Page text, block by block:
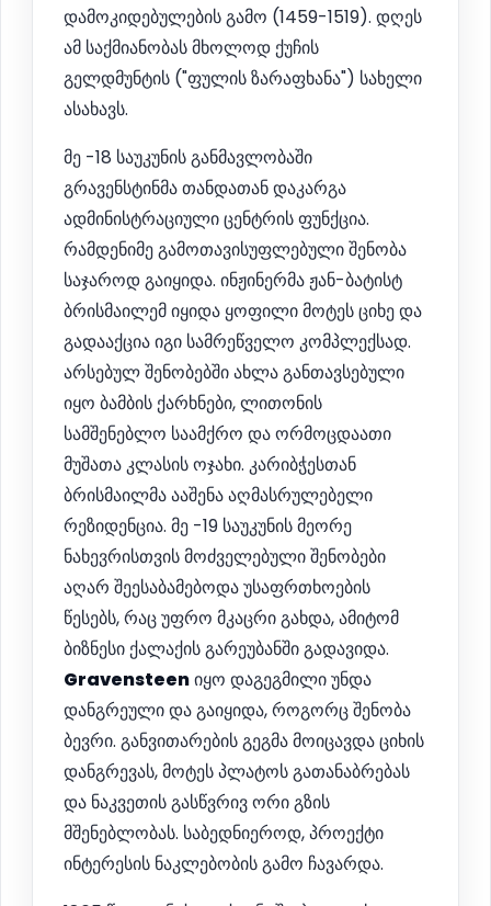
დამოკიდებულების გამო (1459-1519). დღეს
ამ საქმიანობას მხოლოდ ქუჩის
გელდმუნტის ("ფულის ზარაფხანა") სახელი
ასახავს.
მე -18 საუკუნის განმავლობაში
გრავენსტინმა თანდათან დაკარგა
ადმინისტრაციული ცენტრის ფუნქცია.
რამდენიმე გამოთავისუფლებული შენობა
საჯაროდ გაიყიდა. ინჟინერმა ჟან-ბატისტ
ბრისმაილემ იყიდა ყოფილი მოტეს ციხე და
გადააქცია იგი სამრეწველო კომპლექსად.
არსებულ შენობებში ახლა განთავსებული
იყო ბამბის ქარხნები, ლითონის
სამშენებლო საამქრო და ორმოცდაათი
მუშათა კლასის ოჯახი. კარიბჭესთან
ბრისმაილმა ააშენა აღმასრულებელი
რეზიდენცია. მე -19 საუკუნის მეორე
ნახევრისთვის მოძველებული შენობები
აღარ შეესაბამებოდა უსაფრთხოების
წესებს, რაც უფრო მკაცრი გახდა, ამიტომ
ბიზნესი ქალაქის გარეუბანში გადავიდა.
Gravensteenიყო დაგეგმილი უნდა
დანგრეული და გაიყიდა, როგორც შენობა
ბევრი. განვითარების გეგმა მოიცავდა ციხის
დანგრევას, მოტეს პლატოს გათანაბრებას
და ნაკვეთის გასწვრივ ორი გზის
მშენებლობას. საბედნიეროდ, პროექტი
ინტერესის ნაკლებობის გამო ჩავარდა.